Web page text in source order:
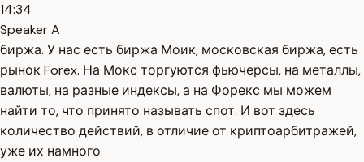
14:34
Speaker A
биржа. У нас есть биржа Моик, московская биржа, есть
рынок Forex. На Мокс торгуются фьючерсы, на металлы,
валюты, на разные индексы, а на Форекс мы можем
найти то, что принято называть спот. И вот здесь
количество действий, в отличие от криптоарбитражей,
уже их намного